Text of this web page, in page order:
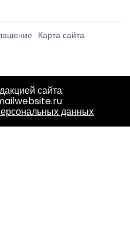
Карта сайта
сайта:
данных